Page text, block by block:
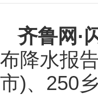
齐鲁网 ·
布降水报
市)、250